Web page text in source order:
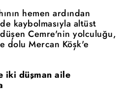
hemen ardından
kaybolmasıyla altüst
Cemre'nin yolculuğu,
dolu Mercan Köşk'e
iki düşman aile